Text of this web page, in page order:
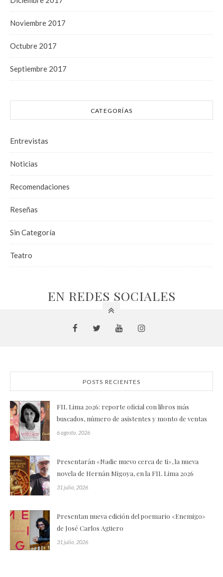
Noviembre 2017
Octubre 2017
Septiembre 2017
CATEGORÍAS
Entrevistas
Noticias
Recomendaciones
Reseñas
Sin Categoría
Teatro
EN REDES SOCIALES
POSTS RECIENTES
FIL Lima 2026: reporte oficial con libros más
buscados, número de asistentes y monto de ventas
6 agosto, 2026
Presentarán «Nadie nuevo cerca de ti», la nueva
novela de Hernán Migoya, en la FIL Lima 2026
31 julio, 2026
Presentan nueva edición del poemario «Enemigo»
de José Carlos Agüero
31 julio, 2026